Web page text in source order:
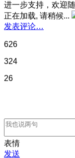
进一步支持，欢迎
正在加载, 请稍候...
发表评论…
626
324
26
表情
发送